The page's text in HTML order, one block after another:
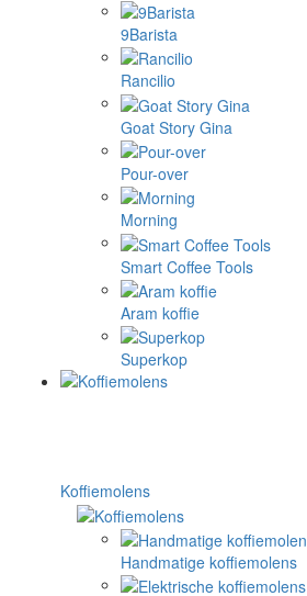
9Barista
Rancilio
Goat Story Gina
Pour-over
Morning
Smart Coffee Tools
Aram koffie
Superkop
Koffiemolens
Handmatige koffiemolens